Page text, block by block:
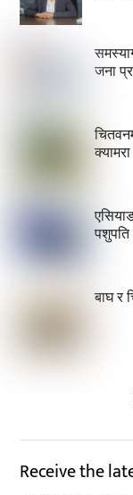
जना
पशुपति
बाघ र
Receive the